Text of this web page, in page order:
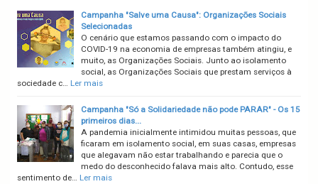
Campanha "Salve uma Causa": Organizações Sociais
Selecionadas
O cenário que estamos passando com o impacto do
COVID-19 na economia de empresas também atingiu, e
muito, as Organizações Sociais. Junto ao isolamento
social, as Organizações Sociais que prestam serviços à
sociedade c… Ler mais
Campanha "Só a Solidariedade não pode PARAR" - Os 15
primeiros dias...
A pandemia inicialmente intimidou muitas pessoas, que
ficaram em isolamento social, em suas casas, empresas
que alegavam não estar trabalhando e parecia que o
medo do desconhecido falava mais alto. Contudo, esse
sentimento de… Ler mais